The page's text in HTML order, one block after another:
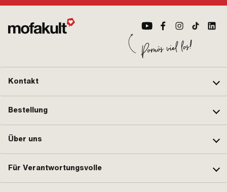
Kontakt
Bestellung
Über uns
Für Verantwortungsvolle